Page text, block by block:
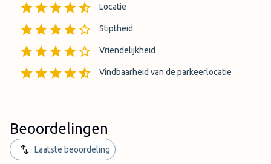
Locatie
Stiptheid
Vriendelijkheid
Vindbaarheid van de parkeerlocatie
Beoordelingen
Laatste beoordeling